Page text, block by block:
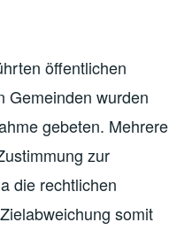
öffentlichen
Gemeinden wurden
gebeten. Mehrere
zur
die rechtlichen
somit